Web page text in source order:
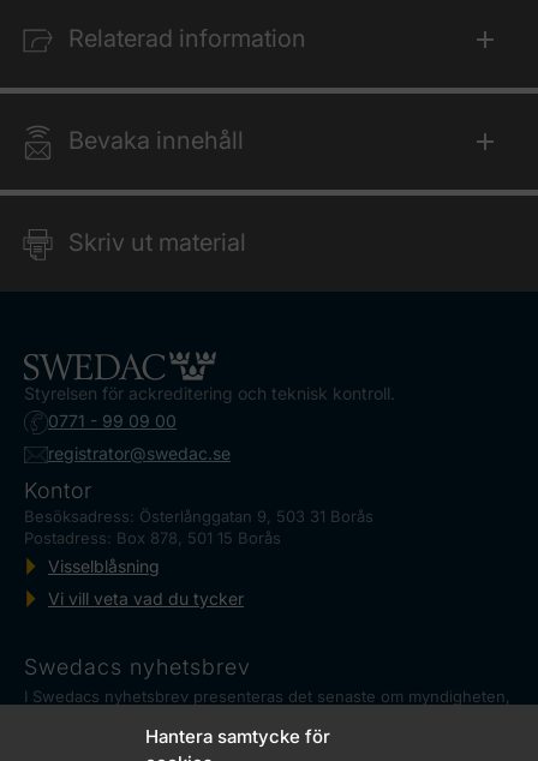
Hantera samtycke för
Relaterad information
Bevaka innehåll
Skriv ut material
Styrelsen för ackreditering och teknisk kontroll.
0771 - 99 09 00
registrator@swedac.se
Kontor
Besöksadress: Österlånggatan 9, 503 31 Borås
Postadress: Box 878, 501 15 Borås
Visselblåsning
Vi vill veta vad du tycker
Swedacs nyhetsbrev
I Swedacs nyhetsbrev presenteras det senaste om myndigheten,